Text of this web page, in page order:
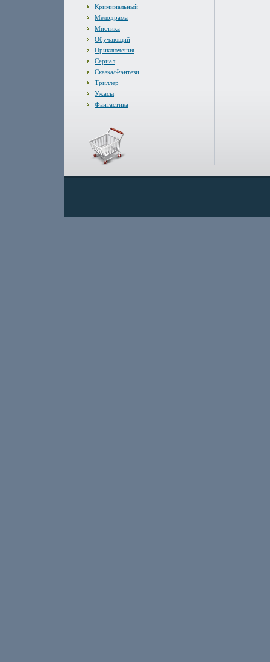
Криминальный
Мелодрама
Мистика
Обучающий
Приключения
Сериал
Сказка/Фэнтези
Триллер
Ужасы
Фантастика